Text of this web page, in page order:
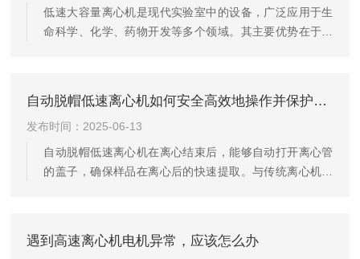
层分析、环境微生物浓缩；乳制品检测、污水处理‌。自动
平衡，不平衡保护；出错或不平衡时报警信号提示，并自
低速大容量离心机是现代实验室中的设备，广泛应用于生
命科学、化学、药物开发等多个领域。其主要优势在于能
密度差异分离。其基本原理与传统的离心机相同，主要依
赖于离心力的作用，使得样品中的颗粒、沉淀、细胞或分
子按密度分层。离心机的转速、时间和温度是影响分离效
果的重要因素。通常工作在较低的转速范围（一般为几千
自动脱帽低速离心机如何安全高效地操作并保护样品
发布时间：2025-06-13
自动脱帽低速离心机在离心结束后，能够自动打开离心管
的盖子，确保样品在离心后的快速提取。与传统离心机相
同物质分离。通常，在离心结束后，需要人工打开离心管
遇到高速离心机电机异常，应该怎么办